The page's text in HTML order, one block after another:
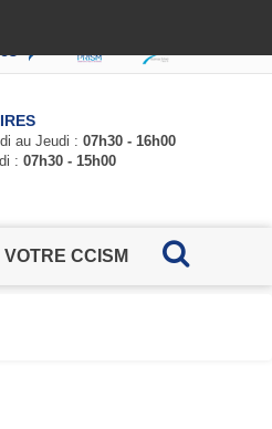
au Jeudi : 07h30 - 16h00
: 07h30 - 15h00
VOTRE CCISM